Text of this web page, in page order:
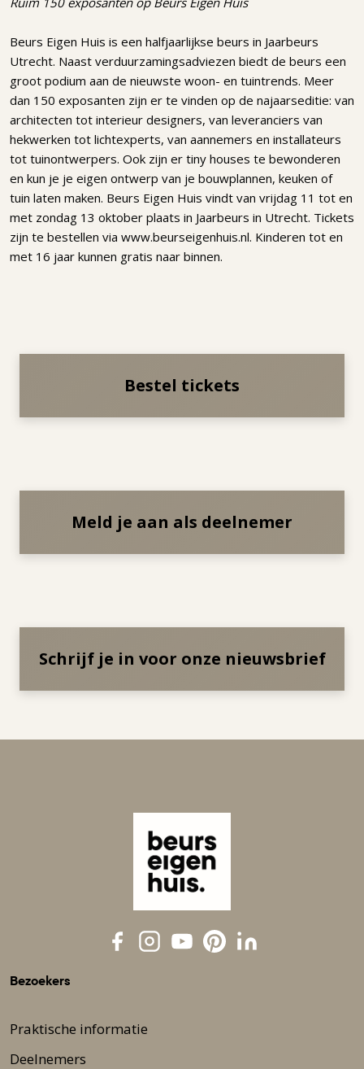
Beurs Eigen Huis is een halfjaarlijkse beurs in Jaarbeurs
Utrecht. Naast verduurzamingsadviezen biedt de beurs een
groot podium aan de nieuwste woon- en tuintrends. Meer
dan 150 exposanten zijn er te vinden op de najaarseditie: van
architecten tot interieur designers, van leveranciers van
hekwerken tot lichtexperts, van aannemers en installateurs
tot tuinontwerpers. Ook zijn er tiny houses te bewonderen
en kun je je eigen ontwerp van je bouwplannen, keuken of
tuin laten maken. Beurs Eigen Huis vindt van vrijdag 11 tot en
met zondag 13 oktober plaats in Jaarbeurs in Utrecht. Tickets
zijn te bestellen via www.beurseigenhuis.nl. Kinderen tot en
met 16 jaar kunnen gratis naar binnen.
Bestel tickets
Meld je aan als deelnemer
Schrijf je in voor onze nieuwsbrief
Bezoekers
Praktische informatie
Deelnemers